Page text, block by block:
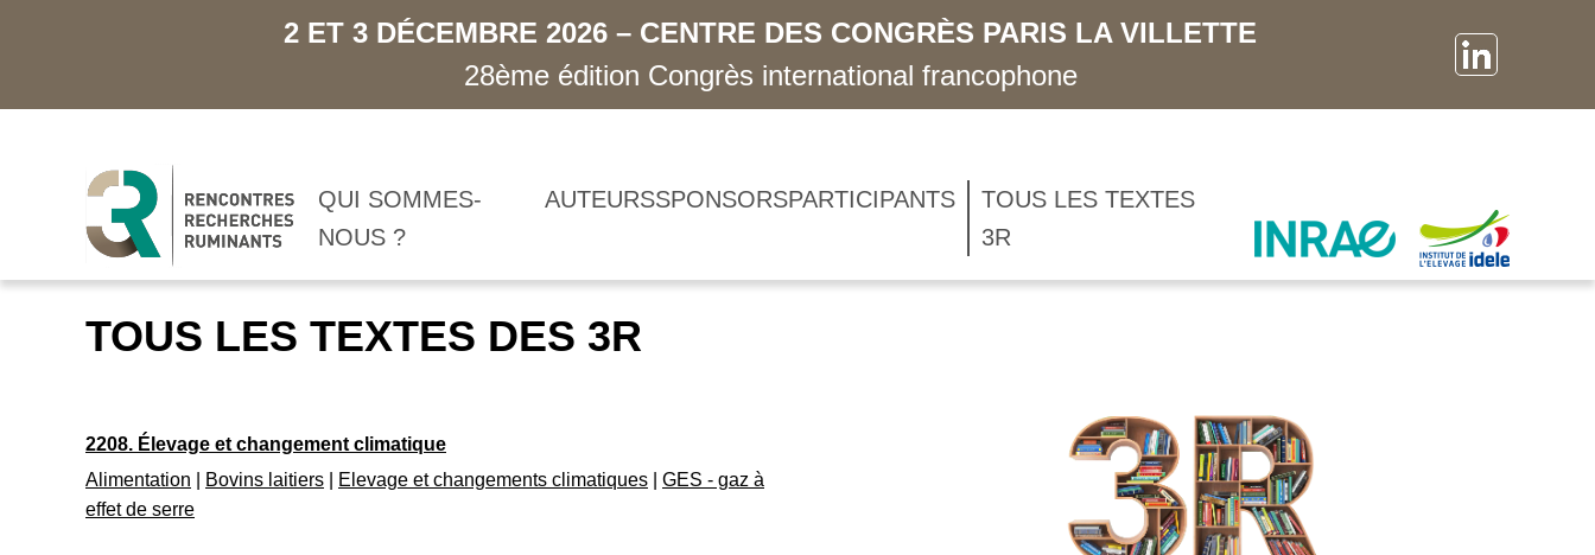
2 ET 3 DÉCEMBRE 2026 – CENTRE DES CONGRÈS PARIS LA VILLETTE
28ème édition Congrès international francophone
QUI SOMMES-
NOUS ?
AUTEURSSPONSORSPARTICIPANTS
TOUS LES TEXTES
3R
TOUS LES TEXTES DES 3R
2208. Élevage et changement climatique
Alimentation
Bovins laitiers Elevage et changements climatiques
GES - gaz à
effet de serre